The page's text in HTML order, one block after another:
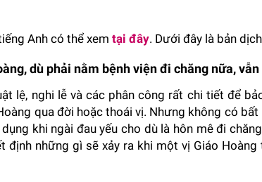
Anh có thể xem tại đây. Dưới đây là bản
dù phải nằm bệnh viện đi chăng nữa,
lệ, nghi lễ và các phân công rất chi tiết để
qua đời hoặc thoái vị. Nhưng không có
khi ngài đau yếu cho dù là hôn mê đi
định những gì sẽ xảy ra khi một vị Giáo